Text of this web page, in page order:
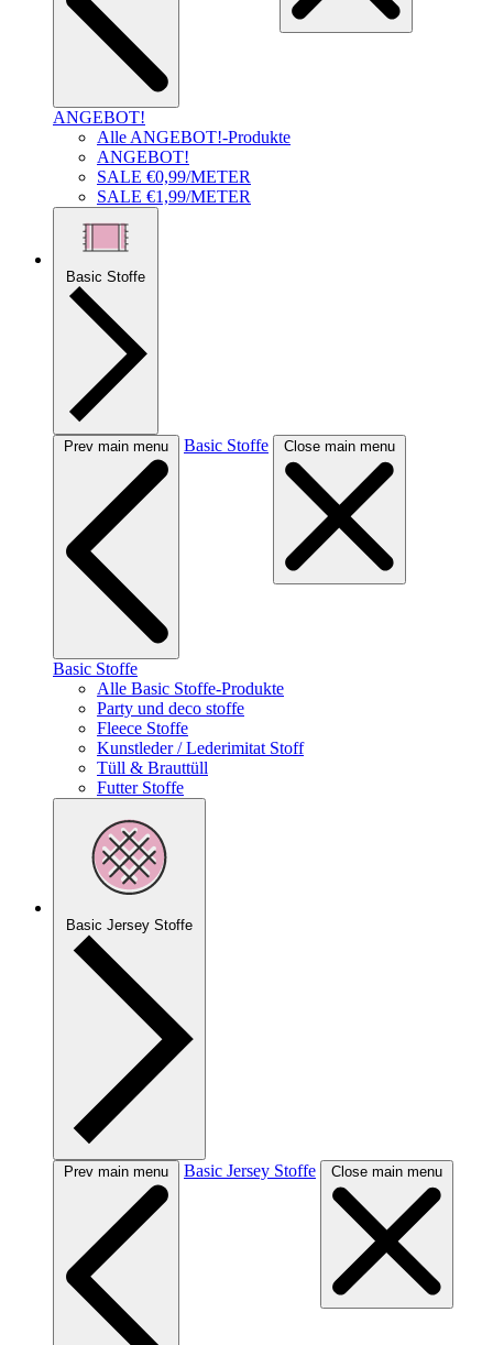
ANGEBOT!
Alle ANGEBOT!-Produkte
ANGEBOT!
SALE €0,99/METER
SALE €1,99/METER
Basic Stoffe
Prev main menu Basic Stoffe Close main menu
Basic Stoffe
Alle Basic Stoffe-Produkte
Party und deco stoffe
Fleece Stoffe
Kunstleder / Lederimitat Stoff
Tüll & Brauttüll
Futter Stoffe
Basic Jersey Stoffe
Prev main menu Basic Jersey Stoffe Close main menu